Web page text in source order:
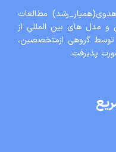
مطالعات
و مدل های بین المللی از
توسط گروهی ازمتخصصین،
پذیرفت.